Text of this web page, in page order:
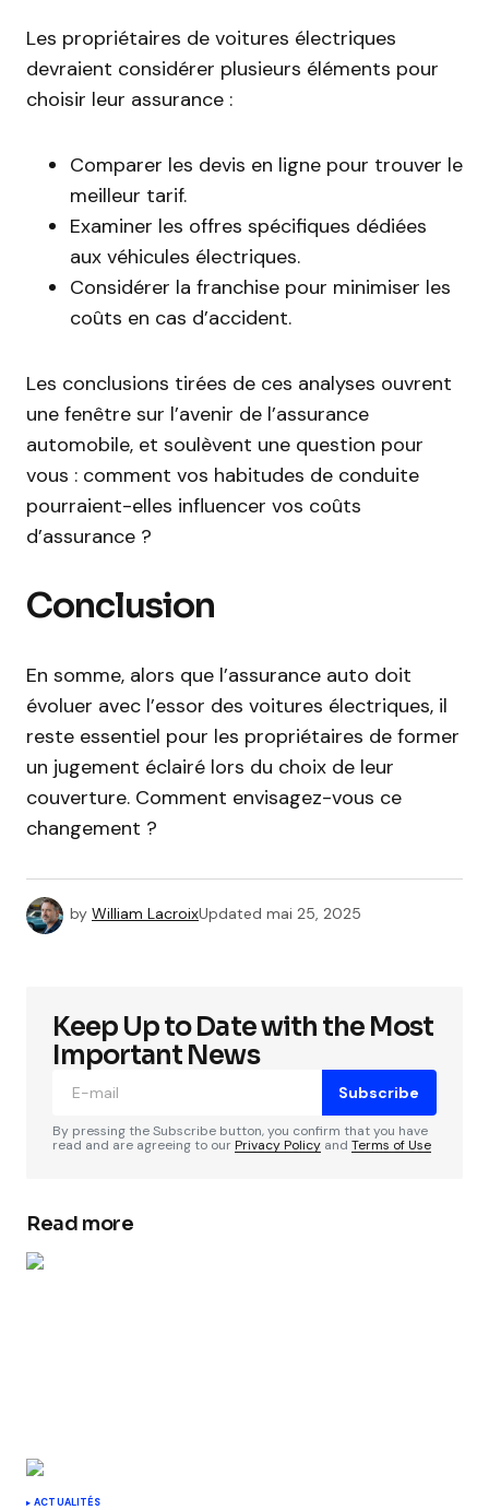
Les propriétaires de voitures électriques
devraient considérer plusieurs éléments pour
choisir leur assurance :
Comparer les devis en ligne pour trouver le
meilleur tarif.
Examiner les offres spécifiques dédiées
aux véhicules électriques.
Considérer la franchise pour minimiser les
coûts en cas d’accident.
Les conclusions tirées de ces analyses ouvrent
une fenêtre sur l’avenir de l’assurance
automobile, et soulèvent une question pour
vous : comment vos habitudes de conduite
pourraient-elles influencer vos coûts
d’assurance ?
Conclusion
En somme, alors que l’assurance auto doit
évoluer avec l’essor des voitures électriques, il
reste essentiel pour les propriétaires de former
un jugement éclairé lors du choix de leur
couverture. Comment envisagez-vous ce
changement ?
by William LacroixUpdated mai 25, 2025
Keep Up to Date with the Most
Important News
Subscribe
By pressing the Subscribe button, you confirm that you have
read and are agreeing to ourPrivacy Policy and Terms of Use
Read more
ACTUALITÉS